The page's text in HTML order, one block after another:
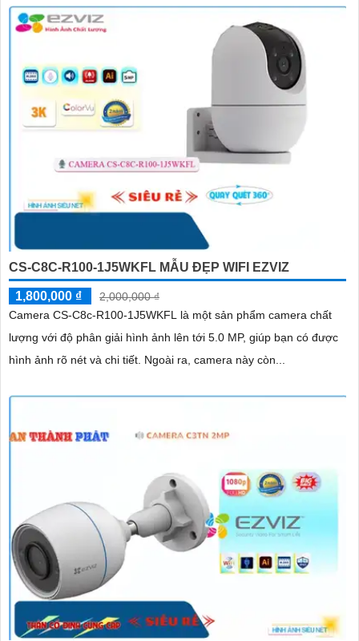
CS-C8C-R100-1J5WKFL MẪU ĐẸP WIFI EZVIZ
1,800,000 ₫
2,000,000 ₫
Camera CS-C8c-R100-1J5WKFL là một sản phẩm camera chất
lượng với độ phân giải hình ảnh lên tới 5.0 MP, giúp bạn có được
hình ảnh rõ nét và chi tiết. Ngoài ra, camera này còn...